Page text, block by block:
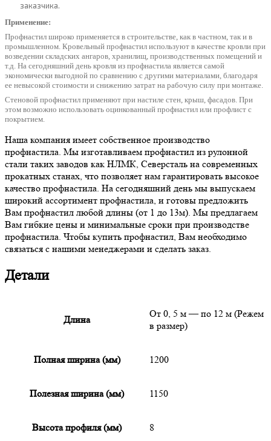
заказчика.
Применение:
Профнастил широко применяется в строительстве, как в частном, так и в
промышленном. Кровельный профнастил используют в качестве кровли при
возведении складских ангаров, хранилищ, производственных помещений и
т.д. На сегодняшний день кровля из профнастила является самой
экономически выгодной по сравнению с другими материалами, благодаря
ее невысокой стоимости и снижению затрат на рабочую силу при монтаже.
Стеновой профнастил применяют при настиле стен, крыш, фасадов. При
этом возможно использовать оцинкованный профнастил или профлист с
покрытием.
Наша компания имеет собственное производство
профнастила. Мы изготавливаем профнастил из рулонной
стали таких заводов как НЛМК, Северсталь на современных
прокатных станах, что позволяет нам гарантировать высокое
качество профнастила. На сегодняшний день мы выпускаем
широкий ассортимент профнастила, и готовы предложить
Вам профнастил любой длины (от 1 до 13м). Мы предлагаем
Вам гибкие цены и минимальные сроки при производстве
профнастила. Чтобы купить профнастил, Вам необходимо
связаться с нашими менеджерами и сделать заказ.
Детали
Длина
От 0, 5 м — по 12 м (Режем
в размер)
Полная ширина (мм) 1200
Полезная ширина (мм) 1150
Высота профиля (мм) 8